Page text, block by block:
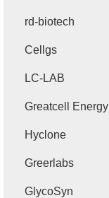
rd-biotech
Cellgs
LC-LAB
Greatcell Energy
Hyclone
Greerlabs
GlycoSyn